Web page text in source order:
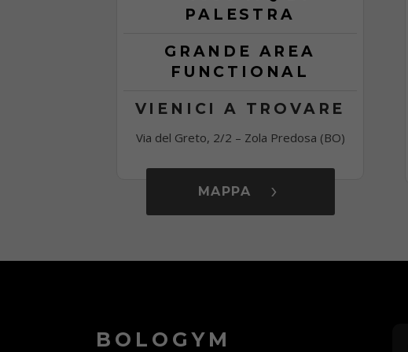
PALESTRA
GRANDE AREA
FUNCTIONAL
VIENICI A TROVARE
Via del Greto, 2/2 – Zola Predosa (BO)
MAPPA
BOLOGYM